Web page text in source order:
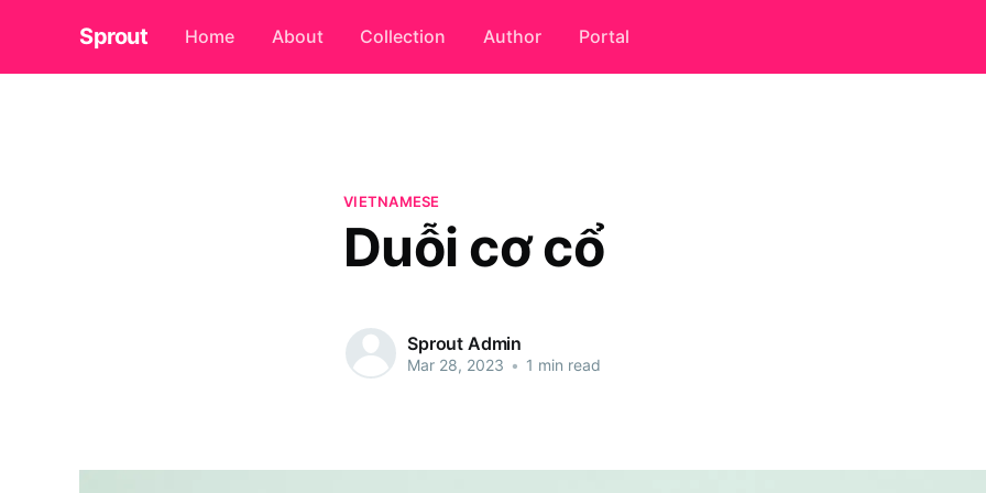
Sprout Home About Collection Author Portal
VIETNAMESE
Duỗi cơ cổ
Sprout Admin
Mar 28, 2023 • 1 min read